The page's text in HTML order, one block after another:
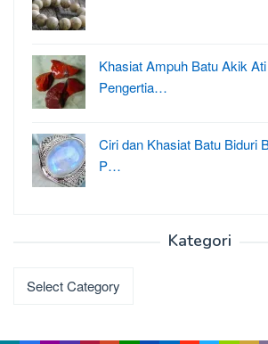
Khasiat Ampuh Batu Akik
Pengertia…
Ciri dan Khasiat Batu Biduri
P…
Kategori
Kategori